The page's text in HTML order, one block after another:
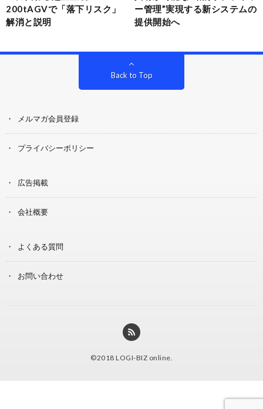
200tAGVで「落下リスク」
解消と説明
ー管理”実現する新システムの
提供開始へ
Back to Top
メルマガ会員登録
プライバシーポリシー
広告掲載
会社概要
よくある質問
お問い合わせ
©2018 LOGI-BIZ online